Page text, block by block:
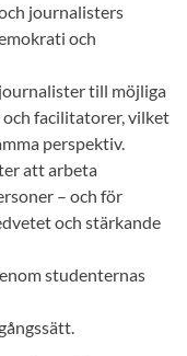
journalisters
och
till möjliga
facilitatorer, vilket
perspektiv.
att arbeta
– och för
och stärkande
studenternas